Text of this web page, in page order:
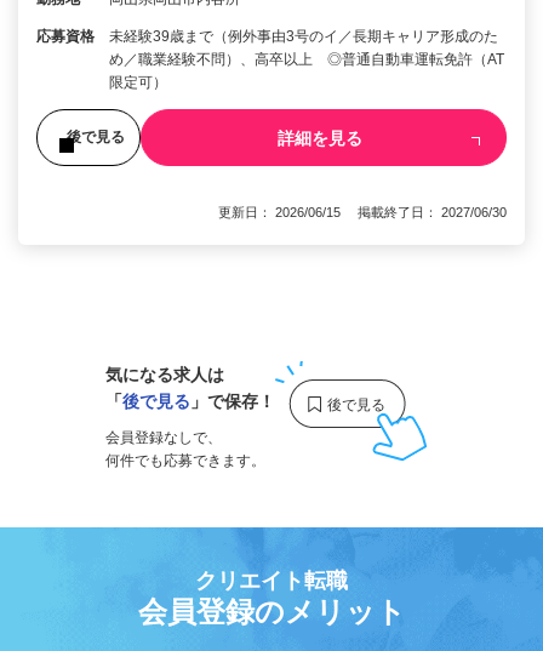
応募資格
未経験39歳まで（例外事由3号のイ／長期キャリア形成のた
め／職業経験不問）、高卒以上 ◎普通自動車運転免許（AT
限定可）
後で見る 詳細を見る
更新日： 2026/06/15 掲載終了日： 2027/06/30
気になる求人は
「後で見る 」で保存！
会員登録なしで、
何件でも応募できます。
クリエイト転職
会員登録のメリット